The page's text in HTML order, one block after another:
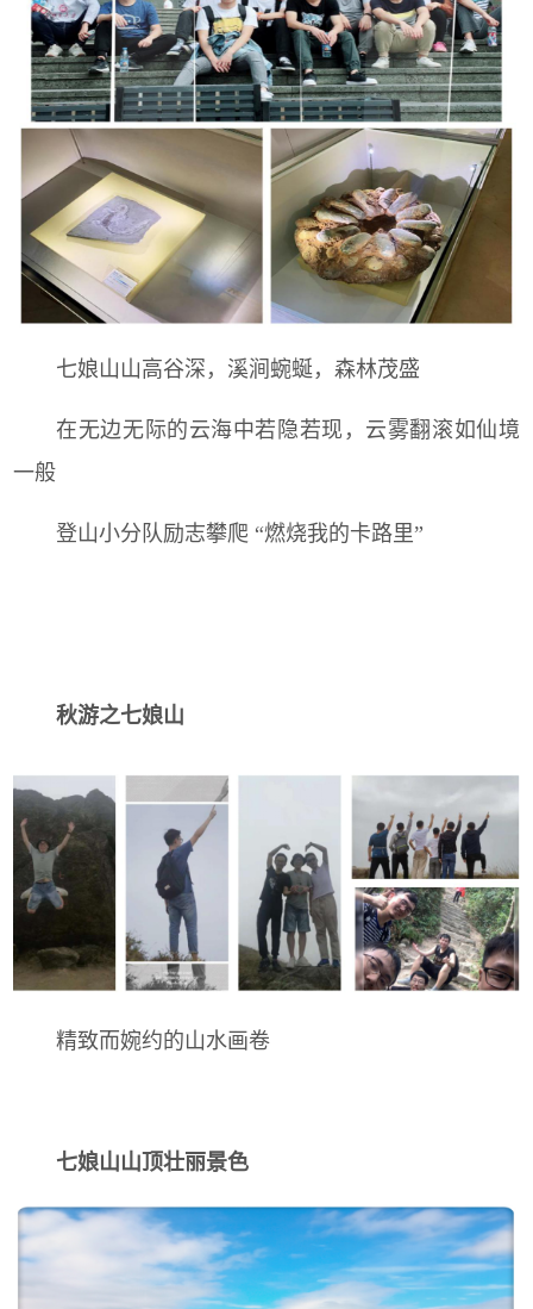
七娘山山高谷深，溪涧蜿蜒，森林茂盛
在无边无际的云海中若隐若现，云雾翻滚如仙境
一般
登山小分队励志攀爬 “燃烧我的卡路里”
秋游之七娘山
精致而婉约的山水画卷
七娘山山顶壮丽景色